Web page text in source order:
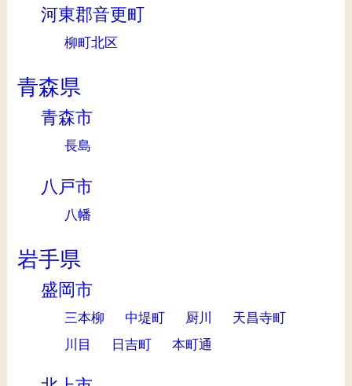
河東郡音更町
柳町北区
青森県
青森市
長島
八戸市
八幡
岩手県
盛岡市
三本柳 中堤町 厨川
天昌寺町
川目
日吉町 本町通